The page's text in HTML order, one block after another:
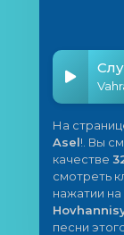
На
Asel!. Вы
качестве
смотреть
нажатии
песни